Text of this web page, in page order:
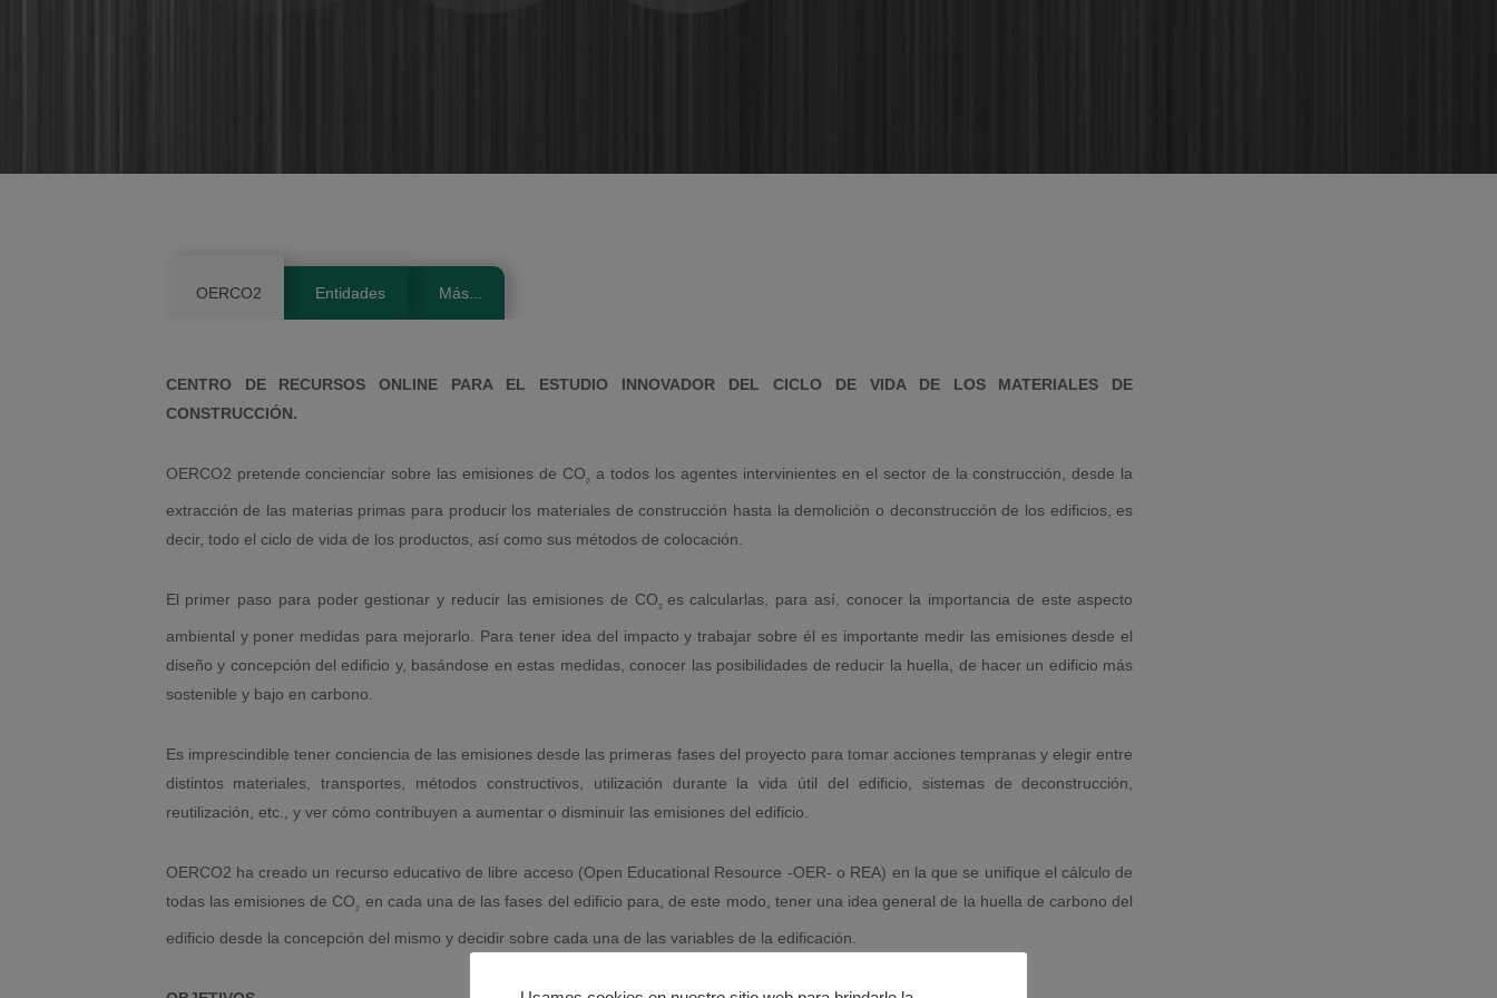
OERCO2 Entidades Más...
CENTRO DE RECURSOS ONLINE PARA EL ESTUDIO INNOVADOR DEL CICLO DE VIDA DE LOS MATERIALES DE
CONSTRUCCIÓN.
OERCO2 pretende concienciar sobre las emisiones de CO 2 a todos los agentes intervinientes en el sector de la construcción, desde la
extracción de las materias primas para producir los materiales de construcción hasta la demolición o deconstrucción de los edificios, es
decir, todo el ciclo de vida de los productos, así como sus métodos de colocación.
El primer paso para poder gestionar y reducir las emisiones de CO 2 es calcularlas, para así, conocer la importancia de este aspecto
ambiental y poner medidas para mejorarlo. Para tener idea del impacto y trabajar sobre él es importante medir las emisiones desde el
diseño y concepción del edificio y, basándose en estas medidas, conocer las posibilidades de reducir la huella, de hacer un edificio más
sostenible y bajo en carbono.
Es imprescindible tener conciencia de las emisiones desde las primeras fases del proyecto para tomar acciones tempranas y elegir entre
distintos materiales, transportes, métodos constructivos, utilización durante la vida útil del edificio, sistemas de deconstrucción,
reutilización, etc., y ver cómo contribuyen a aumentar o disminuir las emisiones del edificio.
OERCO2 ha creado un recurso educativo de libre acceso (Open Educational Resource -OER- o REA) en la que se unifique el cálculo de
todas las emisiones de CO 2 en cada una de las fases del edificio para, de este modo, tener una idea general de la huella de carbono del
edificio desde la concepción del mismo y decidir sobre cada una de las variables de la edificación.